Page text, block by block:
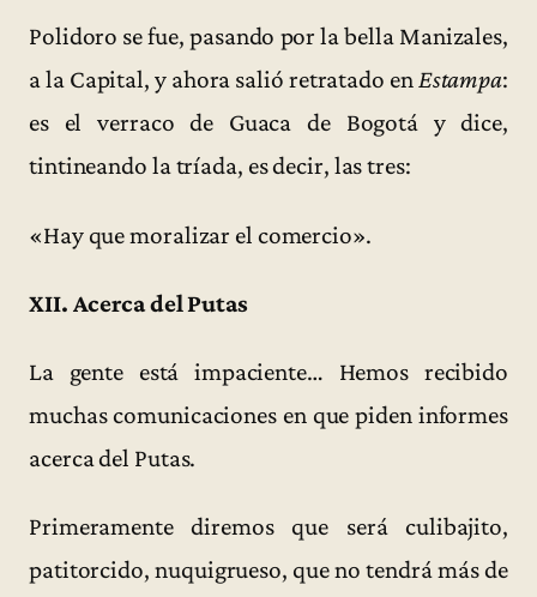
Polidoro se fue, pasando por la bella Manizales,
a la Capital, y ahora salió retratado enEstampa:
es el verraco de Guaca de Bogotá y dice,
tintineando la tríada, es decir, las tres:
«Hay que moralizar el comercio».
XII. Acerca del Putas
La gente está impaciente… Hemos recibido
muchas comunicaciones en que piden informes
acerca del Putas.
Primeramente diremos que será culibajito,
patitorcido, nuquigrueso, que no tendrá más de